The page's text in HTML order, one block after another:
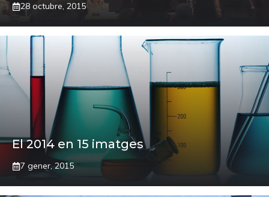
28 octubre, 2015
El 2014 en 15 imatges
7 gener, 2015